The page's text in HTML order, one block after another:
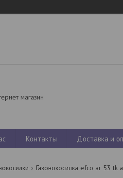
магазин
Контакты Доставка и
Газонокосилка efco ar 53 tk